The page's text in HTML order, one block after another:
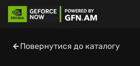
Повернутися до каталогу